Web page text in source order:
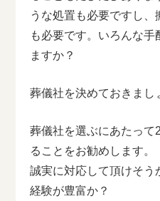
うな処置も必要ですし
も必要です。いろんな
ますか？
葬儀社を決めておきまし
葬儀社を選ぶにあたって
ることをお勧めします。
誠実に対応して頂けそう
経験が豊富か？